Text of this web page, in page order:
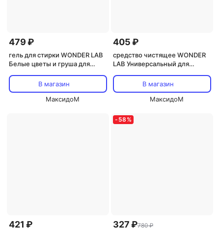
479 ₽
гель для стирки WONDER LAB
Белые цветы и груша для
В магазин
МаксидоМ
405 ₽
средство чистящее WONDER
LAB Универсальный для
В магазин
МаксидоМ
421 ₽
- 58 %
327 ₽780 ₽